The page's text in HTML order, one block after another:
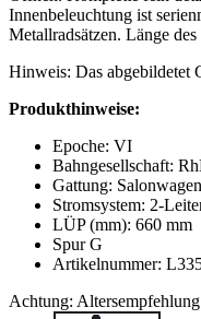
Innenbeleuchtung ist
Metallradsätzen. Länge
Hinweis: Das abgebildetet
Produkthinweise:
Epoche: VI
Bahngesellschaft:
Gattung: Salonwagen
Stromsystem: 2-
LÜP (mm): 660 mm
Spur G
Artikelnummer:
Achtung: